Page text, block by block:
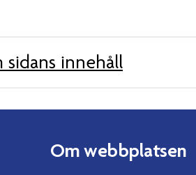
innehåll
Om webbplatsen